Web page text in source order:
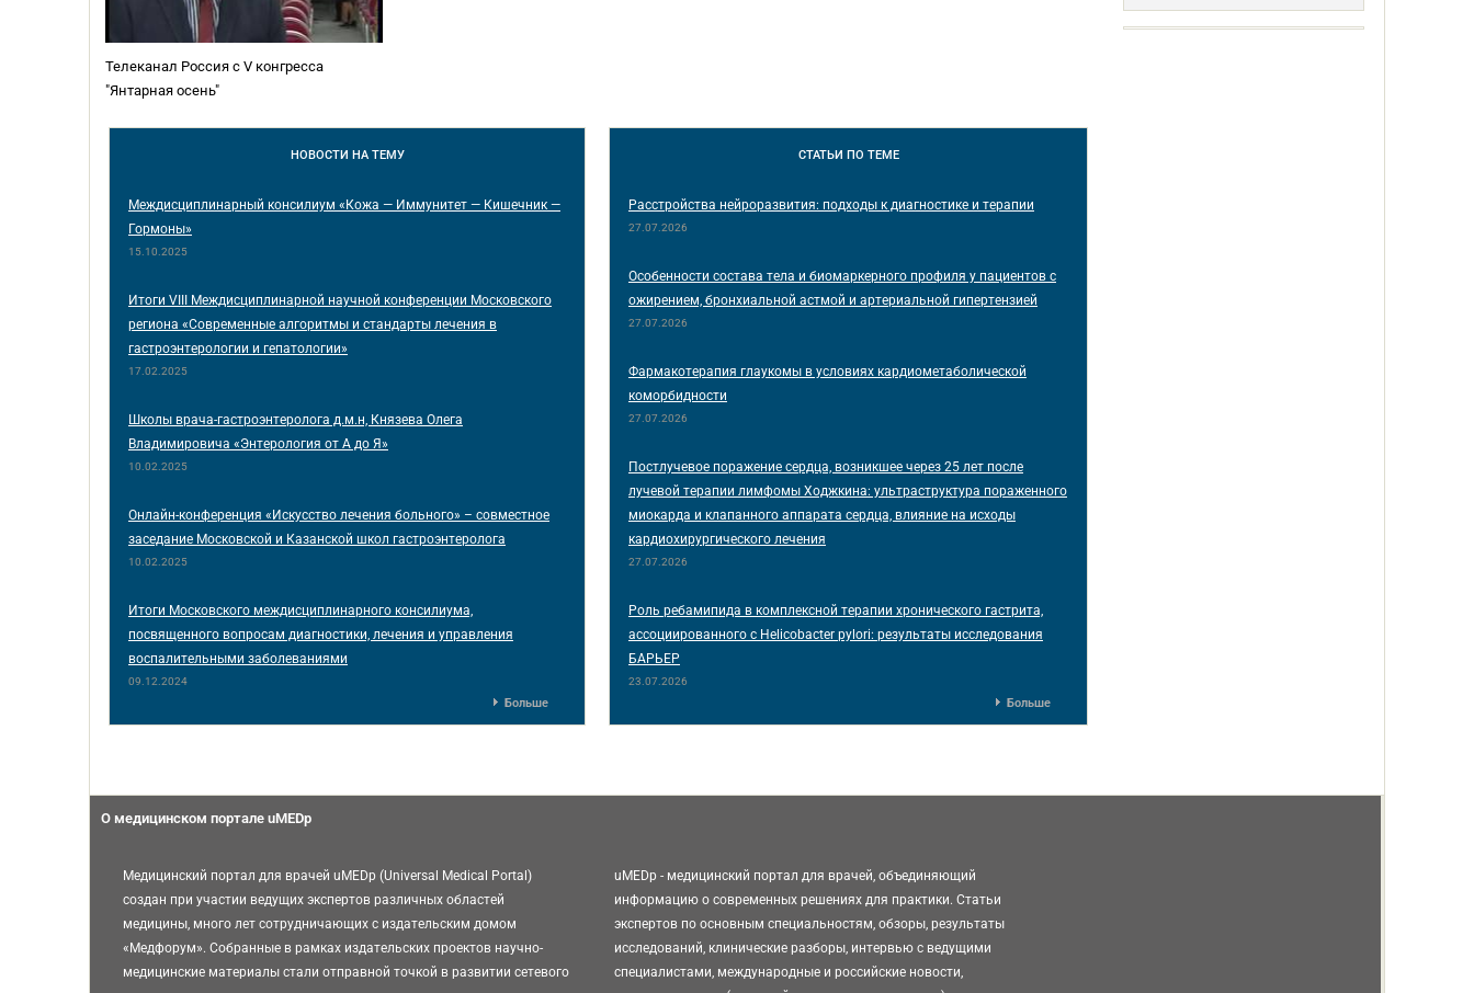
Телеканал Россия с V конгресса
"Янтарная осень"
НОВОСТИ НА ТЕМУ
Междисциплинарный консилиум «Кожа — Иммунитет — Кишечник —
Гормоны»
15.10.2025
Итоги VIII Междисциплинарной научной конференции Московского
региона «Современные алгоритмы и стандарты лечения в
гастроэнтерологии и гепатологии»
17.02.2025
Школы врача-гастроэнтеролога д.м.н, Князева Олега
Владимировича «Энтерология от А до Я»
10.02.2025
Онлайн-конференция «Искусство лечения больного» – совместное
заседание Московской и Казанской школ гастроэнтеролога
10.02.2025
Итоги Московского междисциплинарного консилиума,
посвященного вопросам диагностики, лечения и управления
воспалительными заболеваниями
09.12.2024
Больше
СТАТЬИ ПО ТЕМЕ
Расстройства нейроразвития: подходы к диагностике и терапии
27.07.2026
Особенности состава тела и биомаркерного профиля у пациентов с
ожирением, бронхиальной астмой и артериальной гипертензией
27.07.2026
Фармакотерапия глаукомы в условиях кардиометаболической
коморбидности
27.07.2026
Постлучевое поражение сердца, возникшее через 25 лет после
лучевой терапии лимфомы Ходжкина: ультраструктура пораженного
миокарда и клапанного аппарата сердца, влияние на исходы
кардиохирургического лечения
27.07.2026
Роль ребамипида в комплексной терапии хронического гастрита,
ассоциированного с Helicobacter pylori: результаты исследования
БАРЬЕР
23.07.2026
Больше
О медицинском портале uMEDp
Медицинский портал для врачей uMEDp (Universal Medical Portal)
создан при участии ведущих экспертов различных областей
медицины, много лет сотрудничающих с издательским домом
«Медфорум». Собранные в рамках издательских проектов научно-
медицинские материалы стали отправной точкой в развитии сетевого
uMEDp - медицинский портал для врачей, объединяющий
информацию о современных решениях для практики. Статьи
экспертов по основным специальностям, обзоры, результаты
исследований, клинические разборы, интервью с ведущими
специалистами, международные и российские новости,